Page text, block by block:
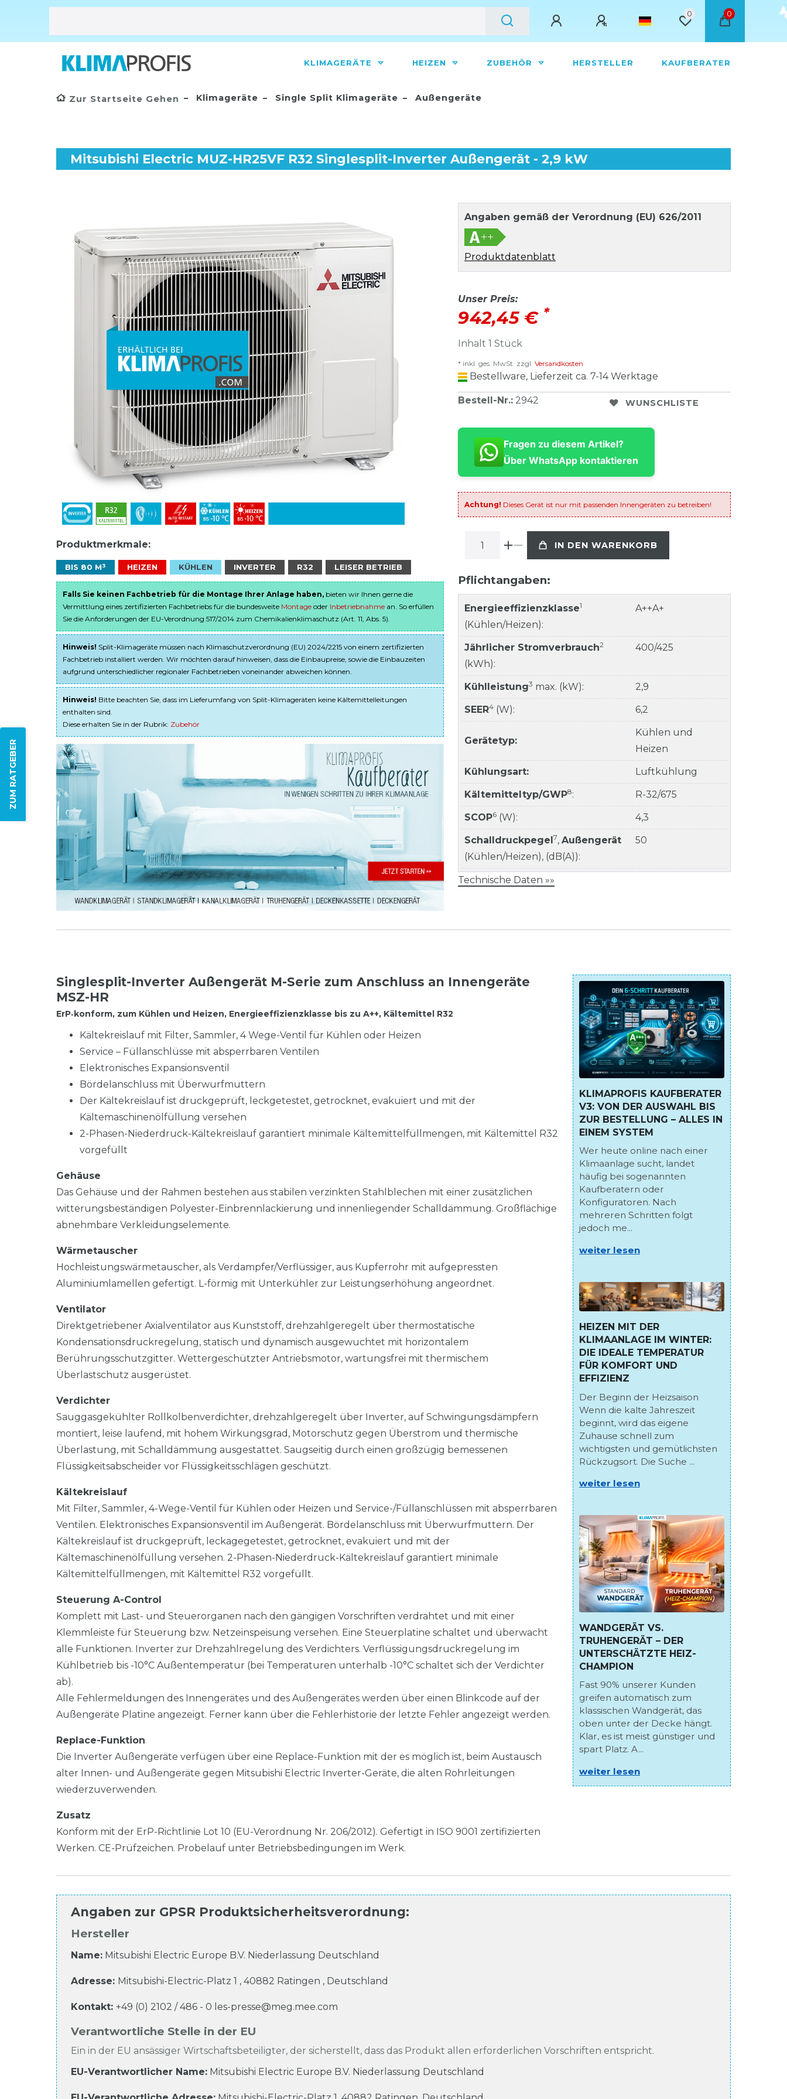
0 0
KLIMAGERÄTE HEIZEN ZUBEHÖR HERSTELLER KAUFBERATER
Zur Startseite Gehen Klimageräte Single Split Klimageräte Außengeräte
ZUM RATGEBER
Mitsubishi Electric MUZ-HR25VF R32 Singlesplit-Inverter Außengerät - 2,9 kW
Produktmerkmale:
BIS 80 M³ HEIZEN KÜHLEN INVERTER R32 LEISER BETRIEB
Falls Sie keinen Fachbetrieb für die Montage Ihrer Anlage haben, bieten wir Ihnen gerne die
Vermittlung eines zertifizierten Fachbetriebs für die bundesweite Montage oder Inbetriebnahme an. So erfüllen
Sie die Anforderungen der EU-Verordnung 517/2014 zum Chemikalienklimaschutz (Art. 11, Abs. 5).
Hinweis! Split-Klimageräte müssen nach Klimaschutzverordnung (EU) 2024/2215 von einem zertifizierten
Fachbetrieb installiert werden. Wir möchten darauf hinweisen, dass die Einbaupreise, sowie die Einbauzeiten
aufgrund unterschiedlicher regionaler Fachbetrieben voneinander abweichen können.
Hinweis! Bitte beachten Sie, dass im Lieferumfang von Split-Klimageräten keine Kältemittelleitungen
enthalten sind.
Diese erhalten Sie in der Rubrik: Zubehör
Angaben gemäß der Verordnung (EU) 626/2011
Produktdatenblatt
Unser Preis:
942,45 € *
Inhalt 1 Stück
* inkl. ges. MwSt. zzgl. Versandkosten
Bestellware, Lieferzeit ca. 7-14 Werktage
Bestell-Nr.: 2942 WUNSCHLISTE
Fragen zu diesem Artikel?
Über WhatsApp kontaktieren
Achtung! Dieses Gerät ist nur mit passenden Innengeräten zu betreiben!
IN DEN WARENKORB
Pflichtangaben:
Energieeffizienzklasse1
(Kühlen/Heizen):
A++A+
Jährlicher Stromverbrauch2
(kWh):
400/425
Kühlleistung3 max. (kW): 2,9
SEER4 (W): 6,2
Gerätetyp:
Kühlen und
Heizen
Kühlungsart: Luftkühlung
Kältemitteltyp/GWP8: R-32/675
SCOP6 (W): 4,3
Schalldruckpegel7, Außengerät
(Kühlen/Heizen), (dB(A)):
50
Technische Daten »»
Singlesplit-Inverter Außengerät M-Serie zum Anschluss an Innengeräte
MSZ-HR
ErP‑konform, zum Kühlen und Heizen, Energieeffizienzklasse bis zu A++, Kältemittel R32
Kältekreislauf mit Filter, Sammler, 4 Wege-Ventil für Kühlen oder Heizen
Service – Füllanschlüsse mit absperrbaren Ventilen
Elektronisches Expansionsventil
Bördelanschluss mit Überwurfmuttern
Der Kältekreislauf ist druckgeprüft, leckgetestet, getrocknet, evakuiert und mit der
Kältemaschinenölfüllung versehen
2-Phasen-Niederdruck-Kältekreislauf garantiert minimale Kältemittelfüllmengen, mit Kältemittel R32
vorgefüllt
Gehäuse
Das Gehäuse und der Rahmen bestehen aus stabilen verzinkten Stahlblechen mit einer zusätzlichen
witterungsbeständigen Polyester-Einbrennlackierung und innenliegender Schalldämmung. Großflächige
abnehmbare Verkleidungselemente.
Wärmetauscher
Hochleistungswärmetauscher, als Verdampfer/Verflüssiger, aus Kupferrohr mit aufgepressten
Aluminiumlamellen gefertigt. L-förmig mit Unterkühler zur Leistungserhöhung angeordnet.
Ventilator
Direktgetriebener Axialventilator aus Kunststoff, drehzahlgeregelt über thermostatische
Kondensationsdruckregelung, statisch und dynamisch ausgewuchtet mit horizontalem
Berührungsschutzgitter. Wettergeschützter Antriebsmotor, wartungsfrei mit thermischem
Überlastschutz ausgerüstet.
Verdichter
Sauggasgekühlter Rollkolbenverdichter, drehzahlgeregelt über Inverter, auf Schwingungsdämpfern
montiert, leise laufend, mit hohem Wirkungsgrad, Motorschutz gegen Überstrom und thermische
Überlastung, mit Schalldämmung ausgestattet. Saugseitig durch einen großzügig bemessenen
Flüssigkeitsabscheider vor Flüssigkeitsschlägen geschützt.
Kältekreislauf
Mit Filter, Sammler, 4-Wege-Ventil für Kühlen oder Heizen und Service-/Füllanschlüssen mit absperrbaren
Ventilen. Elektronisches Expansionsventil im Außengerät. Bördelanschluss mit Überwurfmuttern. Der
Kältekreislauf ist druckgeprüft, leckagegetestet, getrocknet, evakuiert und mit der
Kältemaschinenölfüllung versehen. 2-Phasen-Niederdruck-Kältekreislauf garantiert minimale
Kältemittelfüllmengen, mit Kältemittel R32 vorgefüllt.
Steuerung A-Control
Komplett mit Last- und Steuerorganen nach den gängigen Vorschriften verdrahtet und mit einer
Klemmleiste für Steuerung bzw. Netzeinspeisung versehen. Eine Steuerplatine schaltet und überwacht
alle Funktionen. Inverter zur Drehzahlregelung des Verdichters. Verflüssigungsdruckregelung im
Kühlbetrieb bis -10°C Außentemperatur (bei Temperaturen unterhalb -10°C schaltet sich der Verdichter
ab).
Alle Fehlermeldungen des Innengerätes und des Außengerätes werden über einen Blinkcode auf der
Außengeräte Platine angezeigt. Ferner kann über die Fehlerhistorie der letzte Fehler angezeigt werden.
Replace-Funktion
Die Inverter Außengeräte verfügen über eine Replace-Funktion mit der es möglich ist, beim Austausch
alter Innen- und Außengeräte gegen Mitsubishi Electric Inverter-Geräte, die alten Rohrleitungen
wiederzuverwenden.
Zusatz
Konform mit der ErP-Richtlinie Lot 10 (EU-Verordnung Nr. 206/2012). Gefertigt in ISO 9001 zertifizierten
Werken. CE-Prüfzeichen. Probelauf unter Betriebsbedingungen im Werk.
KLIMAPROFIS KAUFBERATER
V3: VON DER AUSWAHL BIS
ZUR BESTELLUNG – ALLES IN
EINEM SYSTEM
Wer heute online nach einer
Klimaanlage sucht, landet
häufig bei sogenannten
Kaufberatern oder
Konfiguratoren. Nach
mehreren Schritten folgt
jedoch me...
weiter lesen
HEIZEN MIT DER
KLIMAANLAGE IM WINTER:
DIE IDEALE TEMPERATUR
FÜR KOMFORT UND
EFFIZIENZ
Der Beginn der Heizsaison
Wenn die kalte Jahreszeit
beginnt, wird das eigene
Zuhause schnell zum
wichtigsten und gemütlichsten
Rückzugsort. Die Suche ...
weiter lesen
WANDGERÄT VS.
TRUHENGERÄT – DER
UNTERSCHÄTZTE HEIZ-
CHAMPION
Fast 90% unserer Kunden
greifen automatisch zum
klassischen Wandgerät, das
oben unter der Decke hängt.
Klar, es ist meist günstiger und
spart Platz. A...
weiter lesen
Angaben zur GPSR Produktsicherheitsverordnung:
Hersteller
Name: Mitsubishi Electric Europe B.V. Niederlassung Deutschland
Adresse: Mitsubishi-Electric-Platz 1 , 40882 Ratingen , Deutschland
Kontakt: +49 (0) 2102 / 486 - 0 les-presse@meg.mee.com
Verantwortliche Stelle in der EU
Ein in der EU ansässiger Wirtschaftsbeteiligter, der sicherstellt, dass das Produkt allen erforderlichen Vorschriften entspricht.
EU-Verantwortlicher Name: Mitsubishi Electric Europe B.V. Niederlassung Deutschland